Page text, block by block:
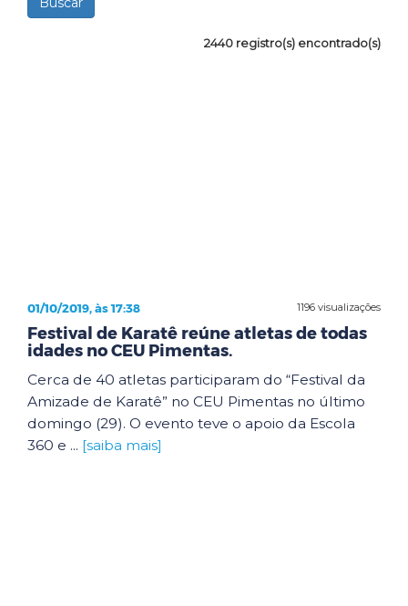
2440 registro(s) encontrado(s)
1196 visualizações
01/10/2019, às 17:38
Festival de Karatê reúne atletas de todas
idades no CEU Pimentas.
Cerca de 40 atletas participaram do “Festival da
Amizade de Karatê” no CEU Pimentas no último
domingo (29). O evento teve o apoio da Escola
360 e ... [saiba mais]